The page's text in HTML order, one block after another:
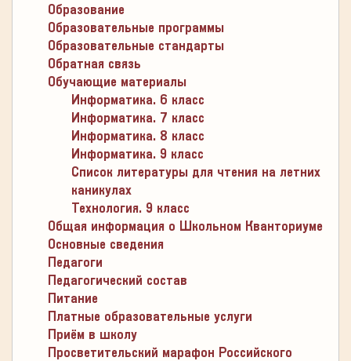
Образование
Образовательные программы
Образовательные стандарты
Обратная связь
Обучающие материалы
Информатика. 6 класс
Информатика. 7 класс
Информатика. 8 класс
Информатика. 9 класс
Список литературы для чтения на летних
каникулах
Технология. 9 класс
Общая информация о Школьном Кванториуме
Основные сведения
Педагоги
Педагогический состав
Питание
Платные образовательные услуги
Приём в школу
Просветительский марафон Российского